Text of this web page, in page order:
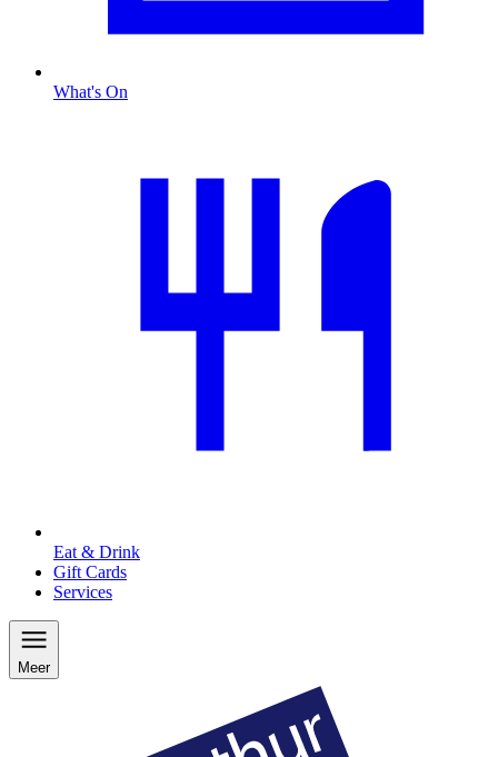
What's On
Eat & Drink
Gift Cards
Services
Meer